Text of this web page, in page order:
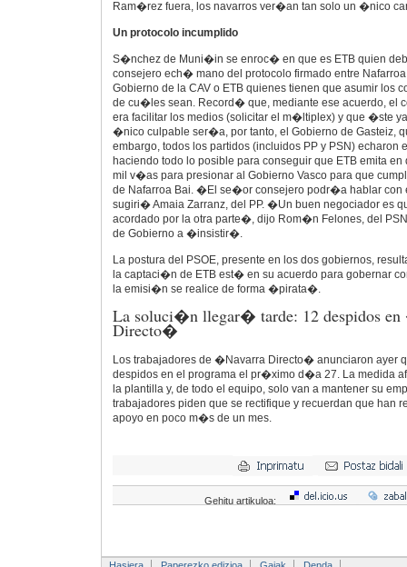
Ram�rez fuera, los navarros ver�an tan solo un �nico
Un protocolo incumplido
S�nchez de Muni�in se enroc� en que es ETB quien
consejero ech� mano del protocolo firmado entre
Gobierno de la CAV o ETB quienes tienen que asumir los
de cu�les sean. Record� que, mediante ese acuerdo, el
era facilitar los medios (solicitar el m�ltiplex) y que �ste
�nico culpable ser�a, por tanto, el Gobierno de Gasteiz,
embargo, todos los partidos (incluidos PP y PSN) echaron
haciendo todo lo posible para conseguir que ETB emita
mil v�as para presionar al Gobierno Vasco para que
de Nafarroa Bai. �El se�or consejero podr�a hablar con
sugiri� Amaia Zarranz, del PP. �Un buen negociador es
acordado por la otra parte�, dijo Rom�n Felones, del
de Gobierno a �insistir�.
La postura del PSOE, presente en los dos gobiernos,
la captaci�n de ETB est� en su acuerdo para gobernar
la emisi�n se realice de forma �pirata�.
La soluci�n llegar� tarde: 12 despidos
Directo�
Los trabajadores de �Navarra Directo� anunciaron ayer
despidos en el programa el pr�ximo d�a 27. La medida
la plantilla y, de todo el equipo, solo van a mantener su
trabajadores piden que se rectifique y recuerdan que han
apoyo en poco m�s de un mes.
Gehitu artikuloa:
Hasiera Paperezko edizioa Gaiak Denda